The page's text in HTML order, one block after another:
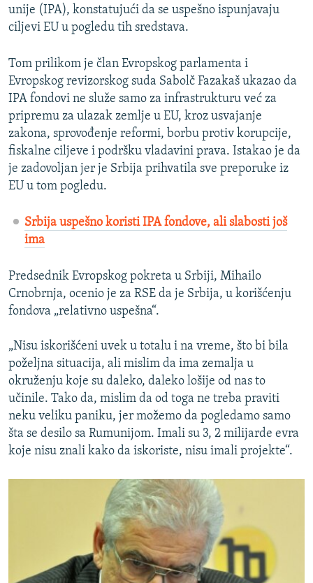
unije (IPA), konstatujući da se uspešno ispunjavaju
ciljevi EU u pogledu tih sredstava.
Tom prilikom je član Evropskog parlamenta i
Evropskog revizorskog suda Sabolč Fazakaš ukazao da
IPA fondovi ne služe samo za infrastrukturu već za
pripremu za ulazak zemlje u EU, kroz usvajanje
zakona, sprovođenje reformi, borbu protiv korupcije,
fiskalne ciljeve i podršku vladavini prava. Istakao je da
je zadovoljan jer je Srbija prihvatila sve preporuke iz
EU u tom pogledu.
Srbija uspešno koristi IPA fondove, ali slabosti još
ima
Predsednik Evropskog pokreta u Srbiji, Mihailo
Crnobrnja, ocenio je za RSE da je Srbija, u korišćenju
fondova „relativno uspešna“.
„Nisu iskorišćeni uvek u totalu i na vreme, što bi bila
poželjna situacija, ali mislim da ima zemalja u
okruženju koje su daleko, daleko lošije od nas to
učinile. Tako da, mislim da od toga ne treba praviti
neku veliku paniku, jer možemo da pogledamo samo
šta se desilo sa Rumunijom. Imali su 3, 2 milijarde evra
koje nisu znali kako da iskoriste, nisu imali projekte“.